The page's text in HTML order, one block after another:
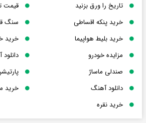
تاریخ را ورق بزنید
قیمت
خرید پنکه اقساطی
سنگ
خرید بلیط هواپیما
خرید
مزایده خودرو
صندلی ماساژ
دانلود آهنگ
خرید
خرید نقره